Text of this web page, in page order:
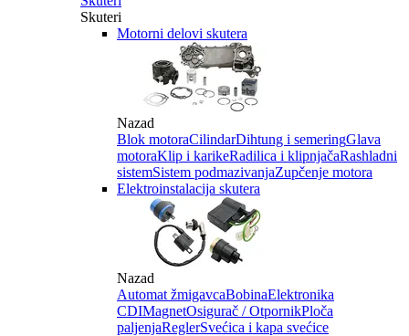
Skuteri
Motorni delovi skutera
Nazad
Blok motoraCilindarDihtung i semeringGlava
motoraKlip i karikeRadilica i klipnjačaRashladni
sistemSistem podmazivanjaZupčenje motora
Elektroinstalacija skutera
Nazad
Automat žmigavcaBobinaElektronika
CDIMagnetOsigurač / OtpornikPloča
paljenjaReglerSvećica i kapa svećice